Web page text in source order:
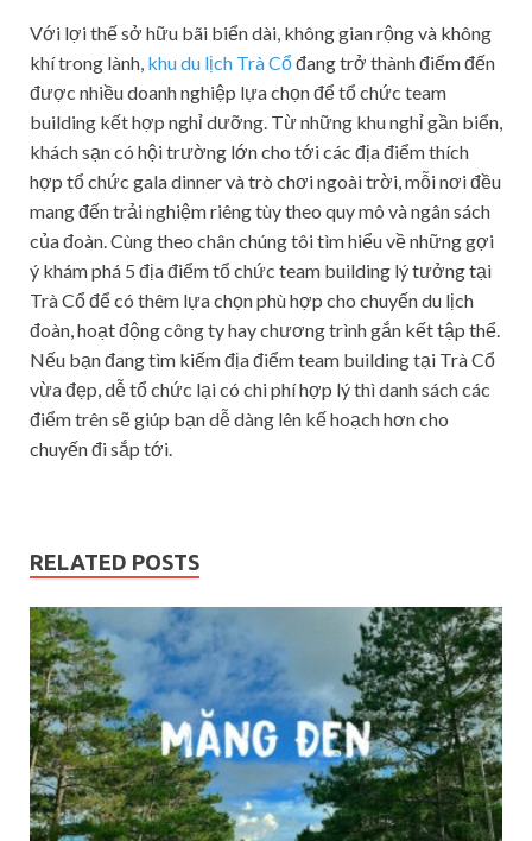
Với lợi thế sở hữu bãi biển dài, không gian rộng và không
khí trong lành, khu du lịch Trà Cổđang trở thành điểm đến
được nhiều doanh nghiệp lựa chọn để tổ chức team
building kết hợp nghỉ dưỡng. Từ những khu nghỉ gần biển,
khách sạn có hội trường lớn cho tới các địa điểm thích
hợp tổ chức gala dinner và trò chơi ngoài trời, mỗi nơi đều
mang đến trải nghiệm riêng tùy theo quy mô và ngân sách
của đoàn. Cùng theo chân chúng tôi tìm hiểu về những gợi
ý khám phá 5 địa điểm tổ chức team building lý tưởng tại
Trà Cổ để có thêm lựa chọn phù hợp cho chuyến du lịch
đoàn, hoạt động công ty hay chương trình gắn kết tập thể.
Nếu bạn đang tìm kiếm địa điểm team building tại Trà Cổ
vừa đẹp, dễ tổ chức lại có chi phí hợp lý thì danh sách các
điểm trên sẽ giúp bạn dễ dàng lên kế hoạch hơn cho
chuyến đi sắp tới.
RELATED POSTS